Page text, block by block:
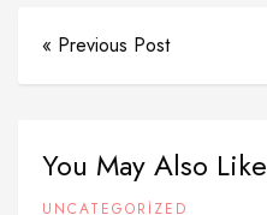
« Previous Post
You May Also Like
UNCATEGORIZED